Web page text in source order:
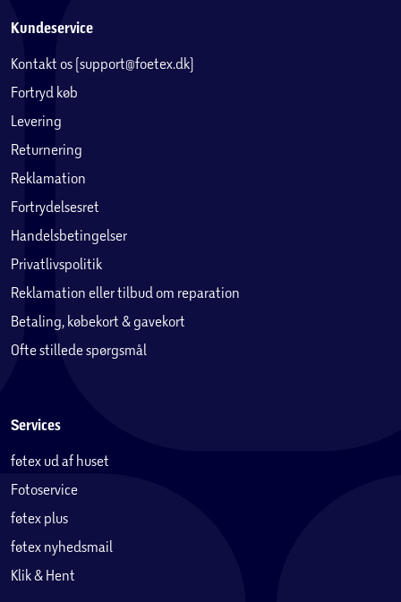
Kundeservice
Kontakt os (support@foetex.dk)
Fortryd køb
Levering
Returnering
Reklamation
Fortrydelsesret
Handelsbetingelser
Privatlivspolitik
Reklamation eller tilbud om reparation
Betaling, købekort & gavekort
Ofte stillede spørgsmål
Services
føtex ud af huset
Fotoservice
føtex plus
føtex nyhedsmail
Klik & Hent